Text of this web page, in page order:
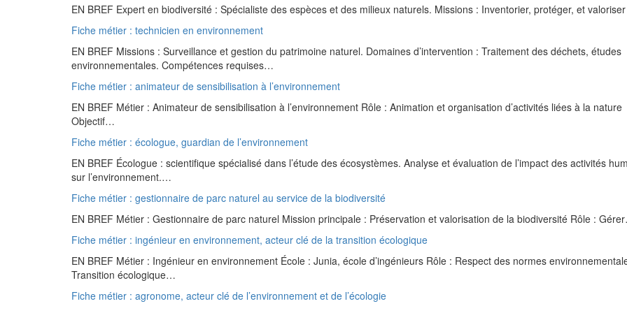
EN BREF Expert en biodiversité : Spécialiste des espèces et des milieux naturels. Missions : Inventorier, protéger, et
Fiche métier : technicien en environnement
EN BREF Missions : Surveillance et gestion du patrimoine naturel. Domaines d’intervention : Traitement des déchets, études
environnementales. Compétences requises…
Fiche métier : animateur de sensibilisation à l’environnement
EN BREF Métier : Animateur de sensibilisation à l’environnement Rôle : Animation et organisation d’activités liées à la nature
Objectif…
Fiche métier : écologue, guardian de l’environnement
EN BREF Écologue : scientifique spécialisé dans l’étude des écosystèmes. Analyse et évaluation de l’impact des activités
sur l’environnement.…
Fiche métier : gestionnaire de parc naturel au service de la biodiversité
EN BREF Métier : Gestionnaire de parc naturel Mission principale : Préservation et valorisation de la biodiversité Rôle :
Fiche métier : ingénieur en environnement, acteur clé de la transition écologique
EN BREF Métier : Ingénieur en environnement École : Junia, école d’ingénieurs Rôle : Respect des normes
Transition écologique…
Fiche métier : agronome, acteur clé de l’environnement et de l’écologie